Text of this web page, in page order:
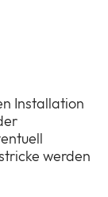
Installation
werden